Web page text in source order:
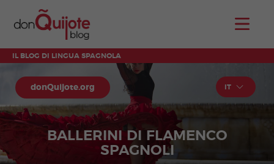
IL BLOG DI LINGUA SPAGNOLA
donQuijote.org IT
BALLERINI DI FLAMENCO
SPAGNOLI